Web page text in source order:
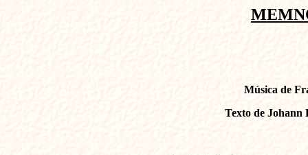
Música de
Texto de Johann